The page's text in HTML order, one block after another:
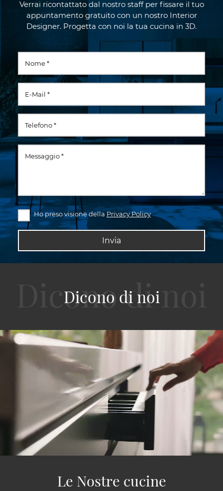
Verrai ricontattato dal nostro staff per fissare il tuo
appuntamento gratuito con un nostro Interior
Designer. Progetta con noi la tua cucina in 3D.
Ho preso visione dellaPrivacy Policy
Invia
Dicono di noi
Le Nostre cucine